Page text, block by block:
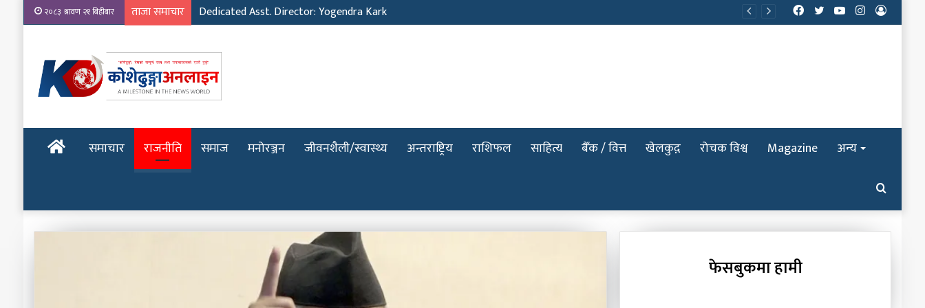
२०८३ श्रावण २१ बिहीबार ताजा समाचार Emerging Film Writer: Sunil Neure
Log
Instagram
YouTube
Twitter
Facebook
होमपेजसमाचार राजनीति समाज मनोरञ्जन जीवनशैली/स्वास्थ्य अन्तराष्ट्रिय राशिफल साहित्य बैँक / वित्त खेलकुद़़ रोचक विश्व Magazine अन्य
Search
for
फेसबुकमा हामी